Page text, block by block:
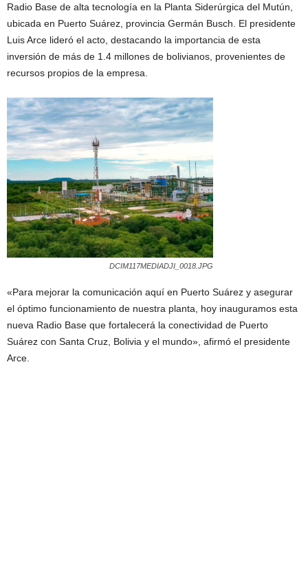
Radio Base de alta tecnología en la Planta Siderúrgica del Mutún,
ubicada en Puerto Suárez, provincia Germán Busch. El presidente
Luis Arce lideró el acto, destacando la importancia de esta
inversión de más de 1.4 millones de bolivianos, provenientes de
recursos propios de la empresa.
DCIM117MEDIADJI_0018.JPG
«Para mejorar la comunicación aquí en Puerto Suárez y asegurar
el óptimo funcionamiento de nuestra planta, hoy inauguramos esta
nueva Radio Base que fortalecerá la conectividad de Puerto
Suárez con Santa Cruz, Bolivia y el mundo», afirmó el presidente
Arce.